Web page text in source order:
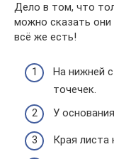
Дело в том, что
можно сказать они
всё же есть!
На нижней
точечек.
У
Края листа